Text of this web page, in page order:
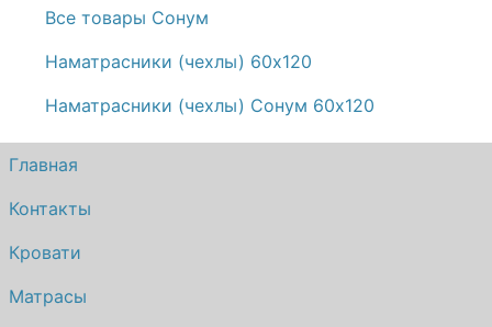
Все товары Сонум
Наматрасники (чехлы) 60х120
Наматрасники (чехлы) Сонум 60х120
Главная
Контакты
Кровати
Матрасы